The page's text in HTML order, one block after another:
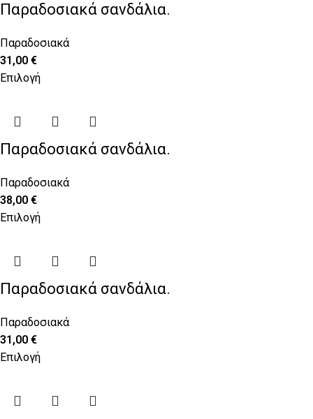
Παραδοσιακά σανδάλια.
Παραδοσιακά
31,00 €
Επιλογή
Παραδοσιακά σανδάλια.
Παραδοσιακά
38,00 €
Επιλογή
Παραδοσιακά σανδάλια.
Παραδοσιακά
31,00 €
Επιλογή